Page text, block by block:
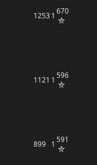
12531 670
1121 1 596
899 1 591